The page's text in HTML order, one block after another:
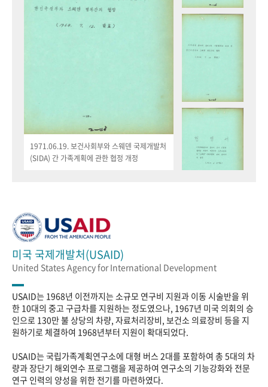
1971.06.19. 보건사회부와 스웨덴 국제개발처
(SIDA) 간 가족계획에 관한 협정 개정
미국 국제개발처(USAID)
United States Agency for International Development
USAID는 1968년 이전까지는 소규모 연구비 지원과 이동 시술반을 위
한 10대의 중고 구급차를 지원하는 정도였으나, 1967년 미국 의회의 승
인으로 130만 불 상당의 차량, 자료처리장비, 보건소 의료장비 등을 지
원하기로 체결하여 1968년부터 지원이 확대되었다.
USAID는 국립가족계획연구소에 대형 버스 2대를 포함하여 총 5대의 차
량과 장단기 해외연수 프로그램을 제공하여 연구소의 기능강화와 전문
연구 인력의 양성을 위한 전기를 마련하였다.